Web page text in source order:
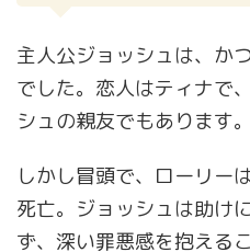
主人公ジョッシュは、か
でした。恋人はティナで
シュの親友でもあります。
しかし冒頭で、ローリー
死亡。ジョッシュは助け
ず、深い罪悪感を抱える